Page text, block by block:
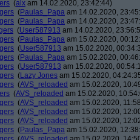
(alx am 14.02.2020, 23:42:44)
(Paulas_Papa am 14.02.2020,
(Paulas_Papa am 14.02.2020,
(User587913 am 14.02.2020,
(Paulas_Papa am 15.02.2020,
(User587913 am 15.02.2020,
(Paulas_Papa am 15.02.2020,
(User587913 am 15.02.2020,
(Lazy Jones am 15.02.2020,
(AVS_reloaded am 15.02.2020,
(AVS_reloaded am 15.02.2020,
(AVS_reloaded am 15.02.2020,
(AVS_reloaded am 15.02.2020,
(AVS_reloaded am 15.02.2020,
(Paulas_Papa am 15.02.2020,